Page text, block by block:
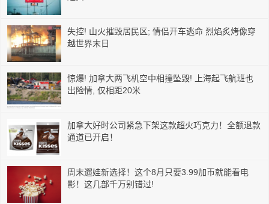
失控! 山火摧毁居民区; 情侣开车逃命 烈焰炙烤像穿
越世界末日
惊爆! 加拿大两飞机空中相撞坠毁! 上海起飞航班也
出险情, 仅相距20米
加拿大好时公司紧急下架这款超火巧克力！全额退款
通道已开启！
周末遛娃新选择！这个8月只要3.99加币就能看电
影！这几部千万别错过!